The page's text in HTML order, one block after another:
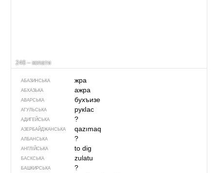
246 – копати
АБАЗИНСЬКА жра
АБХАЗЬКА ажра
АВАРСЬКА бухъизе
АГУЛЬСЬКА рукIас
АДИГЕЙСЬКА ?
АЗЕРБАЙДЖАНСЬКА qazımaq
АЛБАНСЬКА ?
АНГЛІЙСЬКА to dig
БАСКСЬКА zulatu
БАШКИРСЬКА ?